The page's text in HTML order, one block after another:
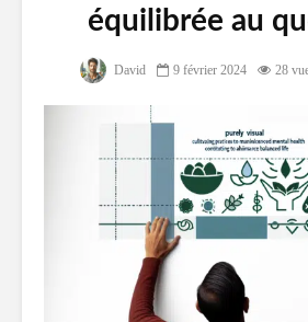
équilibrée au
David 9 février 2024 28